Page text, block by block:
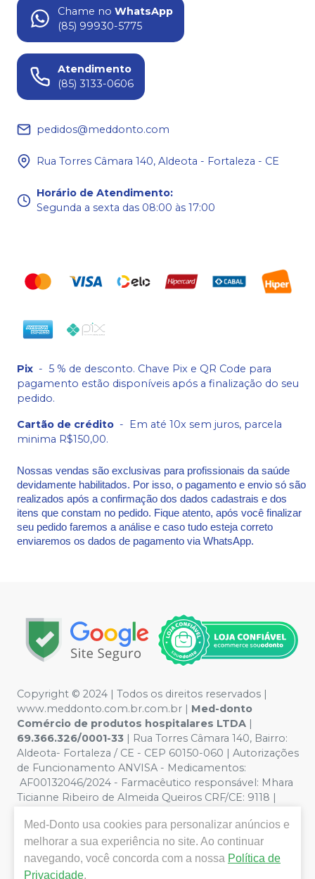
Chame no WhatsApp
(85) 99930-5775
Atendimento
(85) 3133-0606
pedidos@meddonto.com
Rua Torres Câmara 140, Aldeota - Fortaleza - CE
Horário de Atendimento:
Segunda a sexta das 08:00 às 17:00
Pix - 5 % de desconto. Chave Pix e QR Code para
pagamento estão disponíveis após a finalização do seu
pedido.
Cartão de crédito - Em até 10x sem juros, parcela
minima R$150,00.
Nossas vendas são exclusivas para profissionais da saúde
devidamente habilitados. Por isso, o pagamento e envio só são
realizados após a confirmação dos dados cadastrais e dos
itens que constam no pedido. Fique atento, após você finalizar
seu pedido faremos a análise e caso tudo esteja correto
enviaremos os dados de pagamento via WhatsApp.
Copyright © 2024 | Todos os direitos reservados |
www.meddonto.com.br.com.br | Med-donto
Comércio de produtos hospitalares LTDA |
69.366.326/0001-33 | Rua Torres Câmara 140, Bairro:
Aldeota- Fortaleza / CE - CEP 60150-060 | Autorizações
de Funcionamento ANVISA - Medicamentos:
AF00132046/2024 - Farmacêutico responsável: Mhara
Ticianne Ribeiro de Almeida Queiros CRF/CE: 9118 |
ilustrativas - Os preços e condições da loja virtual estão
sujeitos a alterações. Em caso de divergência de preços
no site, o valor válido é o do Carrinho de Compra. Não
vendemos por atacado, por isso nos reservamos o
Med-Donto usa cookies para personalizar anúncios e
melhorar a sua experiência no site. Ao continuar
navegando, você concorda com a nossa Política de
Privacidade.